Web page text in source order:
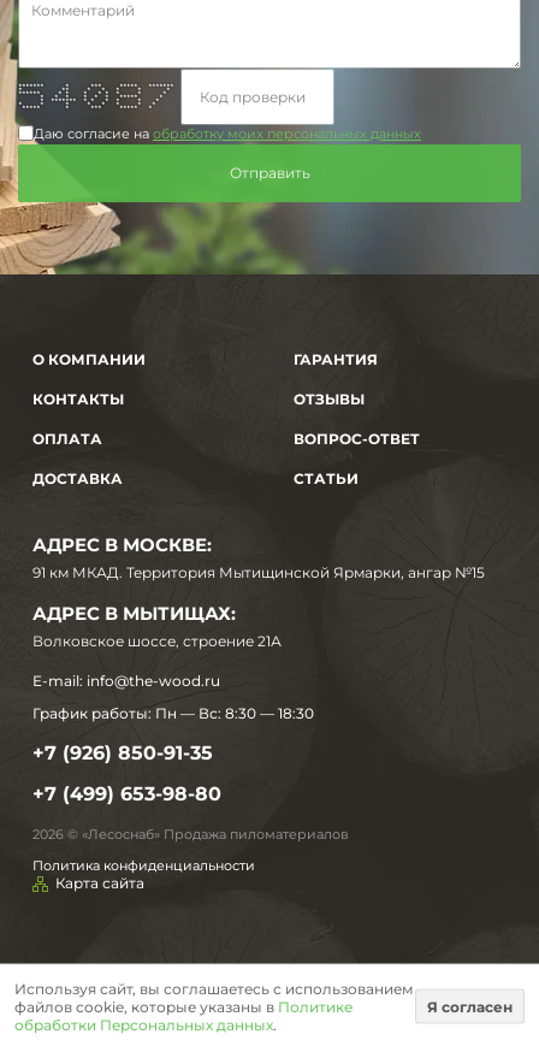
******* * *** ***** *******
* ** * * * * *
****** * * * * * * * *
* * * * * * ***** *
* ******* * * * * * *
* * * * * * * *
***** * *** ***** *
Даю согласие на обработку моих персональных данных
О КОМПАНИИ
КОНТАКТЫ
ОПЛАТА
ДОСТАВКА
ГАРАНТИЯ
ОТЗЫВЫ
ВОПРОС-ОТВЕТ
СТАТЬИ
АДРЕС В МОСКВЕ:
91 км МКАД. Территория Мытищинской Ярмарки, ангар №15
АДРЕС В МЫТИЩАХ:
Волковское шоссе, строение 21А
E-mail: info@the-wood.ru
График работы: Пн — Вс: 8:30 — 18:30
+7 (926) 850-91-35
+7 (499) 653-98-80
2026 © «Лесоснаб» Продажа пиломатериалов
Политика конфиденциальности
Карта сайта
Используя сайт, вы соглашаетесь с использованием
файлов cookie, которые указаны в Политике
обработки Персональных данных.
Я согласен